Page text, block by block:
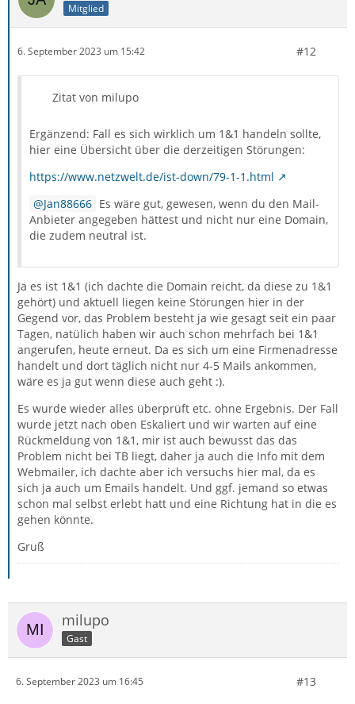
Mitglied
6. September 2023 um 15:42 #12
Zitat von milupo
Ergänzend: Fall es sich wirklich um 1&1 handeln sollte,
hier eine Übersicht über die derzeitigen Störungen:
https://www.netzwelt.de/ist-down/79-1-1.html
Jan88666 Es wäre gut, gewesen, wenn du den Mail-
Anbieter angegeben hättest und nicht nur eine Domain,
die zudem neutral ist.
Ja es ist 1&1 (ich dachte die Domain reicht, da diese zu 1&1
gehört) und aktuell liegen keine Störungen hier in der
Gegend vor, das Problem besteht ja wie gesagt seit ein paar
Tagen, natülich haben wir auch schon mehrfach bei 1&1
angerufen, heute erneut. Da es sich um eine Firmenadresse
handelt und dort täglich nicht nur 4-5 Mails ankommen,
wäre es ja gut wenn diese auch geht :).
Es wurde wieder alles überprüft etc. ohne Ergebnis. Der Fall
wurde jetzt nach oben Eskaliert und wir warten auf eine
Rückmeldung von 1&1, mir ist auch bewusst das das
Problem nicht bei TB liegt, daher ja auch die Info mit dem
Webmailer, ich dachte aber ich versuchs hier mal, da es
sich ja auch um Emails handelt. Und ggf. jemand so etwas
schon mal selbst erlebt hatt und eine Richtung hat in die es
gehen könnte.
Gruß
milupo
Gast
6. September 2023 um 16:45 #13